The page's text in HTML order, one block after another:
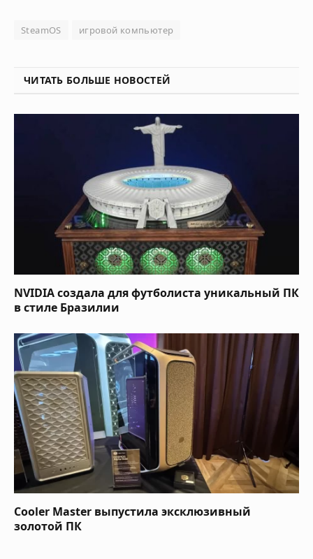
SteamOS игровой компьютер
ЧИТАТЬ БОЛЬШЕ НОВОСТЕЙ
NVIDIA создала для футболиста уникальный ПК
в стиле Бразилии
Cooler Master выпустила эксклюзивный
золотой ПК